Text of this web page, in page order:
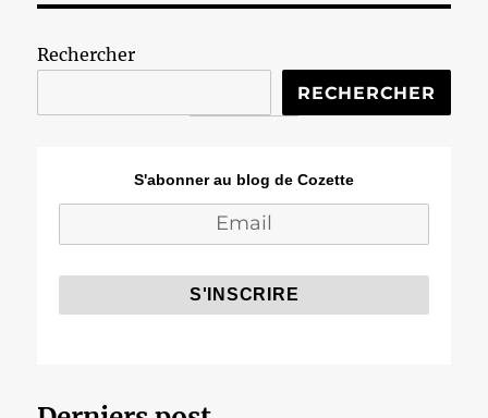
Rechercher
RECHERCHER
S'abonner au blog de Cozette